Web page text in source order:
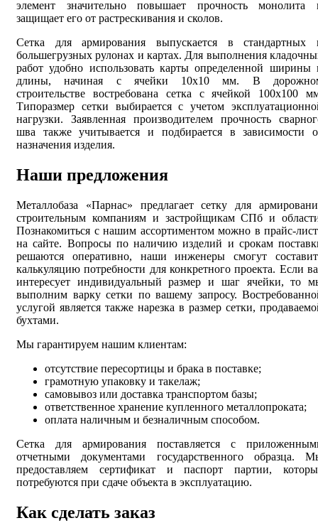
элемент значительно повышает прочность монолита
защищает его от растрескивания и сколов.
Сетка для армирования выпускается в стандартных
большегрузных рулонах и картах. Для выполнения
работ удобно использовать карты определенной ширины
длины, начиная с ячейки 10х10 мм. В
строительстве востребована сетка с ячейкой 100х100
Типоразмер сетки выбирается с учетом
нагрузки. Заявленная производителем прочность
шва также учитывается и подбирается в зависимости
назначения изделия.
Наши предложения
Металлобаза «Парнас» предлагает сетку для
строительным компаниям и застройщикам СПб и
Познакомиться с нашим ассортиментом можно в прайс-
на сайте. Вопросы по наличию изделий и срокам
решаются оперативно, наши инженеры смогут
калькуляцию потребности для конкретного проекта. Если
интересует индивидуальный размер и шаг ячейки, то
выполним варку сетки по вашему запросу.
услугой является также нарезка в размер сетки,
бухтами.
Мы гарантируем нашим клиентам:
отсутствие пересортицы и брака в поставке;
грамотную упаковку и такелаж;
самовывоз или доставка транспортом базы;
ответственное хранение купленного металлопроката;
оплата наличным и безналичным способом.
Сетка для армирования поставляется с
отчетными документами государственного образца.
предоставляем сертификат и паспорт партии,
потребуются при сдаче объекта в эксплуатацию.
Как сделать заказ